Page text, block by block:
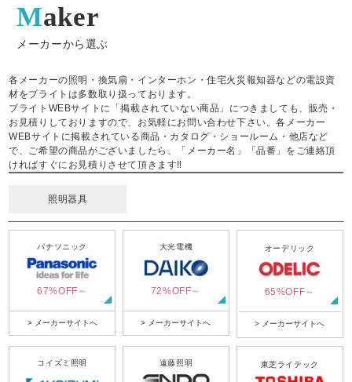
Maker
メーカーから選ぶ
各メーカーの照明・換気扇・インターホン・住宅火災報知器などの電設資
材をブライトは多数取り扱っております。
ブライトWEBサイトに「掲載されていない商品」につきましても、販売・
お見積りしておりますので、お気軽にお問い合わせ下さい。各メーカー
WEBサイトに掲載されている商品・カタログ・ショールーム・他店など
で、ご希望の商品がございましたら、「メーカー名」「品番」をご連絡頂
ければすぐにお見積りさせて頂きます‼
照明器具
パナソニック
67%OFF～
> メーカーサイトへ
大光電機
72%OFF～
> メーカーサイトへ
オーデリック
65%OFF～
> メーカーサイトへ
コイズミ照明 遠藤照明 東芝ライテック